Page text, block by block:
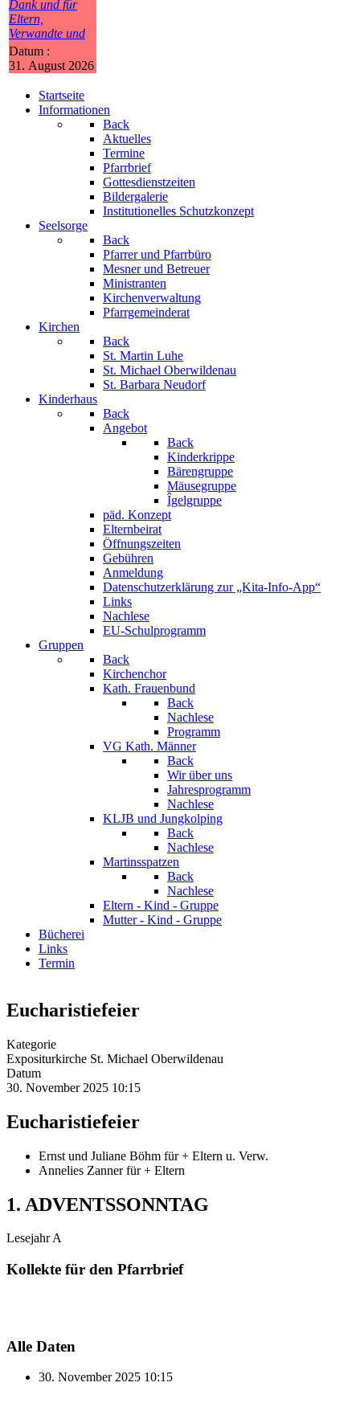
Dank und für
Eltern,
Verwandte und
Datum :
31. August 2026
Startseite
Informationen
Back
Aktuelles
Termine
Pfarrbrief
Gottesdienstzeiten
Bildergalerie
Institutionelles Schutzkonzept
Seelsorge
Back
Pfarrer und Pfarrbüro
Mesner und Betreuer
Ministranten
Kirchenverwaltung
Pfarrgemeinderat
Kirchen
Back
St. Martin Luhe
St. Michael Oberwildenau
St. Barbara Neudorf
Kinderhaus
Back
Angebot
Back
Kinderkrippe
Bärengruppe
Mäusegruppe
Îgelgruppe
päd. Konzept
Elternbeirat
Öffnungszeiten
Gebühren
Anmeldung
Datenschutzerklärung zur „Kita-Info-App“
Links
Nachlese
EU-Schulprogramm
Gruppen
Back
Kirchenchor
Kath. Frauenbund
Back
Nachlese
Programm
VG Kath. Männer
Back
Wir über uns
Jahresprogramm
Nachlese
KLJB und Jungkolping
Back
Nachlese
Martinsspatzen
Back
Nachlese
Eltern - Kind - Gruppe
Mutter - Kind - Gruppe
Bücherei
Links
Termin
Eucharistiefeier
Kategorie
Expositurkirche St. Michael Oberwildenau
Datum
30. November 2025 10:15
Eucharistiefeier
Ernst und Juliane Böhm für + Eltern u. Verw.
Annelies Zanner für + Eltern
1. ADVENTSSONNTAG
Lesejahr A
Kollekte für den Pfarrbrief
Alle Daten
30. November 2025 10:15